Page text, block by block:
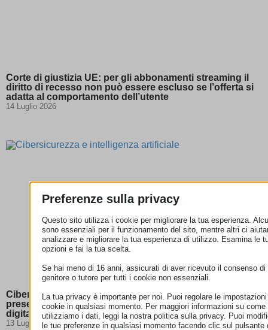
Corte di giustizia UE: per gli abbonamenti streaming il
diritto di recesso non può essere escluso se l’offerta si
adatta al comportamento dell’utente
14 Luglio 2026
Cibersicurezza e intelligenza artificiale: la Commissione
presenta un piano d’azione per rafforzare la sicurezza
digitale
13 Luglio 2026
Preferenze sulla privacy
Questo sito utilizza i cookie per migliorare la tua esperienza.
sono essenziali per il funzionamento del sito, mentre altri ci
analizzare e migliorare la tua esperienza di utilizzo. Esamina le
opzioni e fai la tua scelta.
Se hai meno di 16 anni, assicurati di aver ricevuto il consenso di
genitore o tutore per tutti i cookie non essenziali.
La tua privacy è importante per noi. Puoi regolare le
cookie in qualsiasi momento. Per maggiori informazioni su come
utilizziamo i dati, leggi la nostra politica sulla privacy. Puoi
le tue preferenze in qualsiasi momento facendo clic sul pulsante